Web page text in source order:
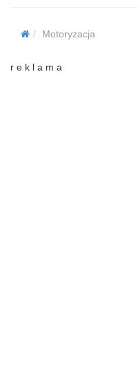
Motoryzacja
r e k l a m a